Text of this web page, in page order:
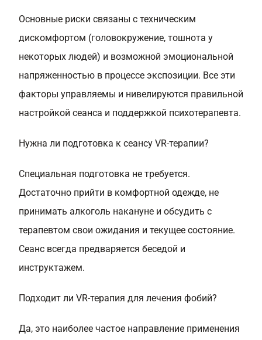
Основные риски связаны с техническим
дискомфортом (головокружение, тошнота у
некоторых людей) и возможной эмоциональной
напряженностью в процессе экспозиции. Все эти
факторы управляемы и нивелируются правильной
настройкой сеанса и поддержкой психотерапевта.
Нужна ли подготовка к сеансу VR-терапии?
Специальная подготовка не требуется.
Достаточно прийти в комфортной одежде, не
принимать алкоголь накануне и обсудить с
терапевтом свои ожидания и текущее состояние.
Сеанс всегда предваряется беседой и
инструктажем.
Подходит ли VR-терапия для лечения фобий?
Да, это наиболее частое направление применения